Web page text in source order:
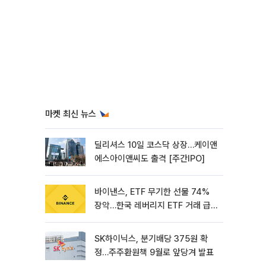
마켓 최신 뉴스
딜리셔스 10일 코스닥 상장…케이앤
에스아이앤씨도 출격 [주간IPO]
바이낸스, ETF 무기한 선물 74%
장악…한국 레버리지 ETF 거래 급
SK하이닉스, 분기배당 375원 확
정…주주환원책 9월로 앞당겨 발표